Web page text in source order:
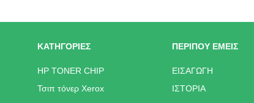
ΚΑΤΗΓΟΡΊΕΣ
HP TONER CHIP
Τσιπ τόνερ Xerox
ΠΕΡΊΠΟΥ ΕΜΕΊΣ
ΕΙΣΑΓΩΓΉ
ΙΣΤΟΡΊΑ